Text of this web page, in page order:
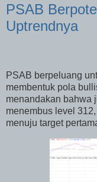
PSAB
Uptrendnya
PSAB berpeluang
membentuk pola
menandakan bahwa
menembus level
menuju target